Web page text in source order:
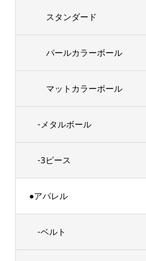
スタンダード
パールカラーボール
マットカラーボール
-メタルボール
-3ピース
●アパレル
-ベルト